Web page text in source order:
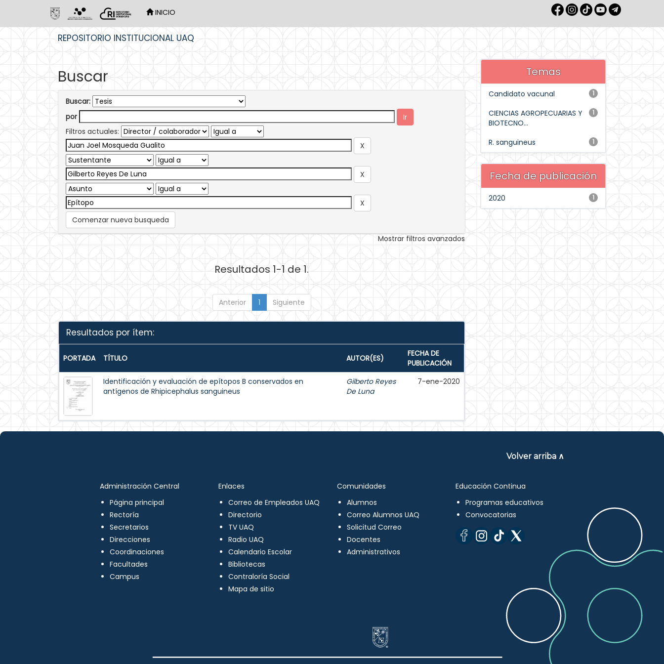
INICIO
REPOSITORIO INSTITUCIONAL UAQ
Buscar
Buscar:
por
Filtros actuales:
Comenzar nueva busqueda
Mostrar filtros avanzados
Resultados 1-1 de 1.
Anterior 1 Siguiente
Resultados por ítem:
PORTADA TÍTULO AUTOR(ES)
FECHA DE
PUBLICACIÓN
Identificación y evaluación de epítopos B conservados en
antígenos de Rhipicephalus sanguineus
Gilberto Reyes
De Luna
7-ene-2020
Temas
1
Candidato vacunal
1
CIENCIAS AGROPECUARIAS Y
BIOTECNO...
1
R. sanguineus
Fecha de publicación
1
2020
Volver arriba ∧
Administración Central
Página principal
Rectoría
Secretarios
Direcciones
Coordinaciones
Facultades
Campus
Enlaces
Correo de Empleados UAQ
Directorio
TV UAQ
Radio UAQ
Calendario Escolar
Bibliotecas
Contraloría Social
Mapa de sitio
Comunidades
Alumnos
Correo Alumnos UAQ
Solicitud Correo
Docentes
Administrativos
Educación Continua
Programas educativos
Convocatorias